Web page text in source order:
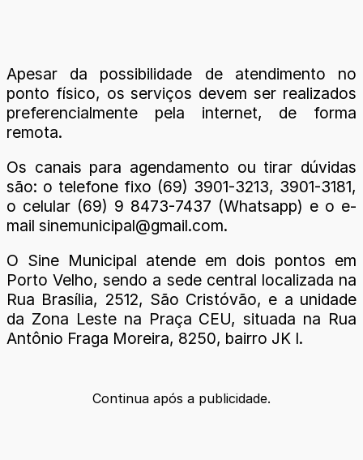
Apesar da possibilidade de atendimento no
ponto físico, os serviços devem ser realizados
preferencialmente pela internet, de forma
remota.
Os canais para agendamento ou tirar dúvidas
são: o telefone fixo (69) 3901-3213, 3901-3181,
o celular (69) 9 8473-7437 (Whatsapp) e o e-
mail sinemunicipal@gmail.com.
O Sine Municipal atende em dois pontos em
Porto Velho, sendo a sede central localizada na
Rua Brasília, 2512, São Cristóvão, e a unidade
da Zona Leste na Praça CEU, situada na Rua
Antônio Fraga Moreira, 8250, bairro JK I.
Continua após a publicidade.